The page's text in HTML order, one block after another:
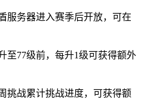
服务器进入赛季后开放，可在
至77级前，每升1级可获得额外
挑战累计挑战进度，可获得额